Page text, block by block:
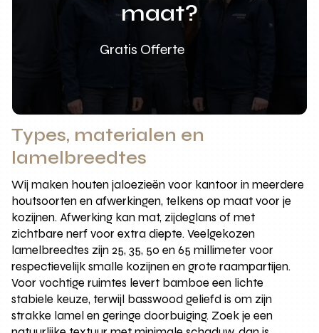
maat?
Gratis Offerte
Types, materialen en
lamelbreedtes
Wij maken houten jaloezieën voor kantoor in meerdere
houtsoorten en afwerkingen, telkens op maat voor je
kozijnen. Afwerking kan mat, zijdeglans of met
zichtbare nerf voor extra diepte. Veelgekozen
lamelbreedtes zijn 25, 35, 50 en 65 millimeter voor
respectievelijk smalle kozijnen en grote raampartijen.
Voor vochtige ruimtes levert bamboe een lichte
stabiele keuze, terwijl basswood geliefd is om zijn
strakke lamel en geringe doorbuiging. Zoek je een